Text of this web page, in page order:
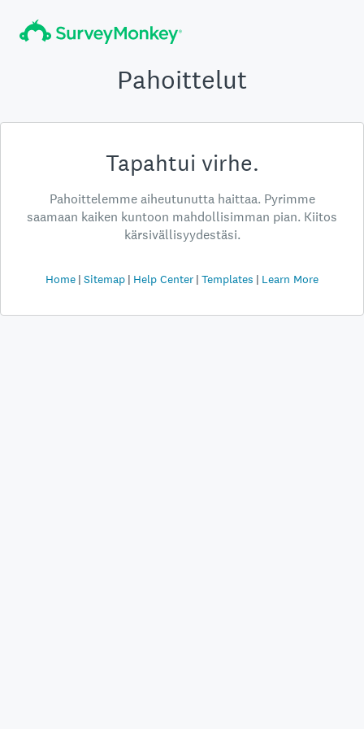
Pahoittelut
Tapahtui virhe.
Pahoittelemme aiheutunutta haittaa. Pyrimme
saamaan kaiken kuntoon mahdollisimman pian. Kiitos
kärsivällisyydestäsi.
Home Sitemap Help Center Templates Learn More